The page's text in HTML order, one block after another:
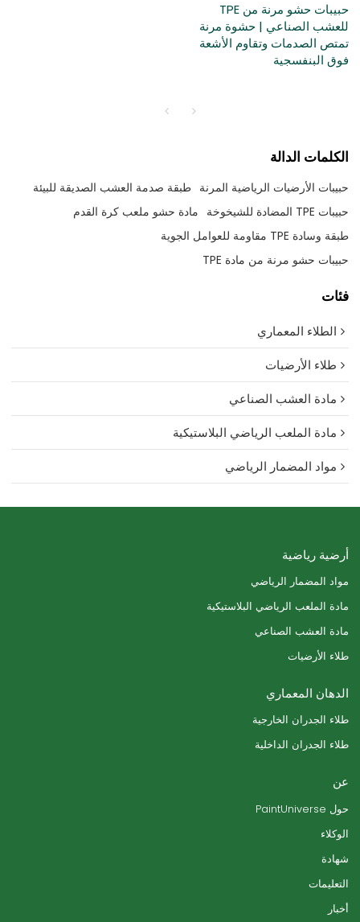
حبيبات حشو مرنة من TPE
للعشب الصناعي | حشوة مرنة
تمتص الصدمات وتقاوم الأشعة
فوق البنفسجية
الكلمات الدالة
حبيبات الأرضيات الرياضية المرنة طبقة صدمة العشب الصديقة للبيئة
حبيبات TPE المضادة للشيخوخة
مادة حشو ملعب كرة القدم
طبقة وسادة TPE مقاومة للعوامل الجوية
حبيبات حشو مرنة من مادة TPE
فئات
الطلاء المعماري
طلاء الأرضيات
مادة العشب الصناعي
مادة الملعب الرياضي البلاستيكية
مواد المضمار الرياضي
أرضية رياضية
مواد المضمار الرياضي
مادة الملعب الرياضي البلاستيكية
مادة العشب الصناعي
طلاء الأرضيات
الدهان المعماري
طلاء الجدران الخارجية
طلاء الجدران الداخلية
عن
حول PaintUniverse
الوكلاء
شهادة
التعليمات
أخبار